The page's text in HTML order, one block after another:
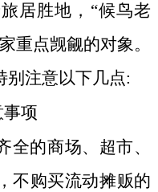
居胜地，“候鸟老
重点觊觎的对象。
别注意以下几点:
项
全的商场、超市、
不购买流动摊贩的